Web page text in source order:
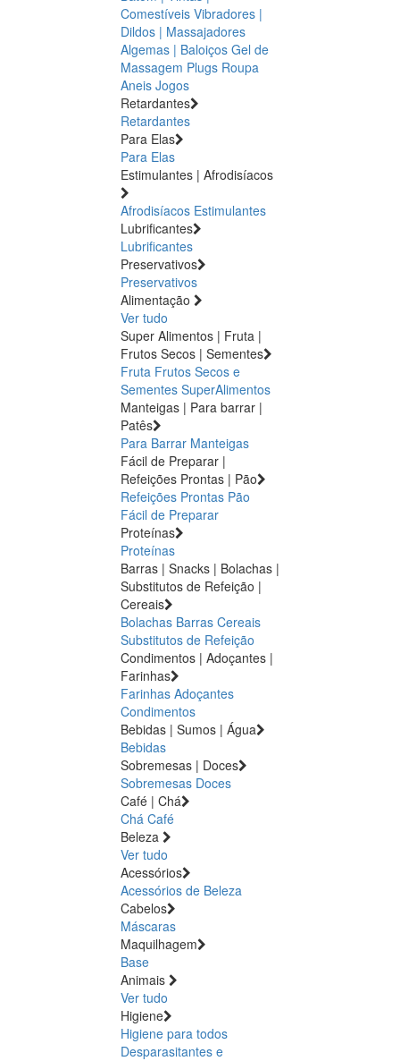
Comestíveis Vibradores |
Dildos | Massajadores
Algemas | Baloiços Gel de
Massagem Plugs Roupa
Aneis Jogos
Retardantes
Retardantes
Para Elas
Para Elas
Estimulantes | Afrodisíacos
Afrodisíacos Estimulantes
Lubrificantes
Lubrificantes
Preservativos
Preservativos
Alimentação
Ver tudo
Super Alimentos | Fruta |
Frutos Secos | Sementes
Fruta Frutos Secos e
Sementes SuperAlimentos
Manteigas | Para barrar |
Patês
Para Barrar Manteigas
Fácil de Preparar |
Refeições Prontas | Pão
Refeições Prontas Pão
Fácil de Preparar
Proteínas
Proteínas
Barras | Snacks | Bolachas |
Substitutos de Refeição |
Cereais
Bolachas Barras Cereais
Substitutos de Refeição
Condimentos | Adoçantes |
Farinhas
Farinhas Adoçantes
Condimentos
Bebidas | Sumos | Água
Bebidas
Sobremesas | Doces
Sobremesas Doces
Café | Chá
Chá Café
Beleza
Ver tudo
Acessórios
Acessórios de Beleza
Cabelos
Máscaras
Maquilhagem
Base
Animais
Ver tudo
Higiene
Higiene para todos
Desparasitantes e